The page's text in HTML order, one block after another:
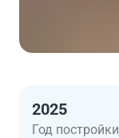
2025
Год постройки